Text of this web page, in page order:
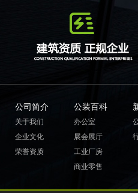
公司简介
关于我们
企业文化
荣誉资质
公装百科
办公室
展会展厅
工业厂房
商业零售